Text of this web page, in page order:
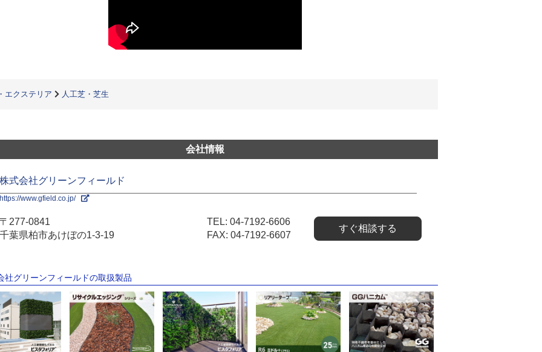
エクステリア 人工芝・芝生
会社情報
株式会社グリーンフィールド
https://www.gfield.co.jp/
〒277-0841
千葉県柏市あけぼの1-3-19
TEL: 04-7192-6606
FAX: 04-7192-6607
すぐ相談する
社グリーンフィールドの取扱製品